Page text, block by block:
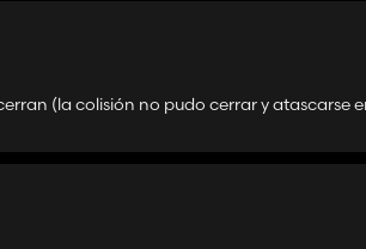
(la colisión no pudo cerrar y atascarse